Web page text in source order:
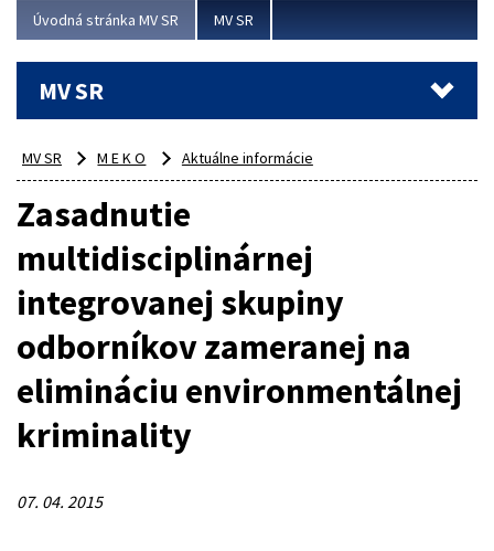
Úvodná stránka MV SR MV SR
MV SR
MV SR M E K O Aktuálne informácie
Zasadnutie
multidisciplinárnej
integrovanej skupiny
odborníkov zameranej na
elimináciu environmentálnej
kriminality
07. 04. 2015